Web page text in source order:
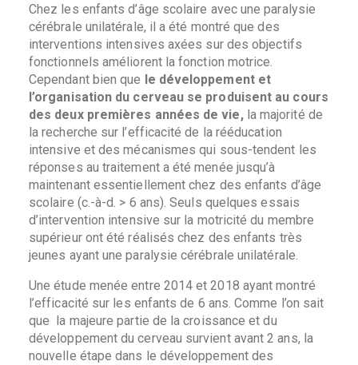
Chez les enfants d’âge scolaire avec une paralysie
cérébrale unilatérale, il a été montré que des
interventions intensives axées sur des objectifs
fonctionnels améliorent la fonction motrice.
Cependant bien que le développement et
l’organisation du cerveau se produisent au cours
des deux premières années de vie,la majorité de
la recherche sur l’efficacité de la rééducation
intensive et des mécanismes qui sous-tendent les
réponses au traitement a été menée jusqu’à
maintenant essentiellement chez des enfants d’âge
scolaire (c.-à-d. > 6 ans). Seuls quelques essais
d’intervention intensive sur la motricité du membre
supérieur ont été réalisés chez des enfants très
jeunes ayant une paralysie cérébrale unilatérale.
Une étude menée entre 2014 et 2018 ayant montré
l’efficacité sur les enfants de 6 ans. Comme l’on sait
que la majeure partie de la croissance et du
développement du cerveau survient avant 2 ans, la
nouvelle étape dans le développement des